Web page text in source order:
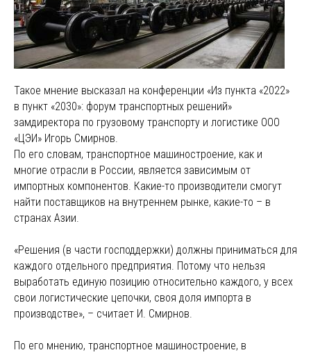
Такое мнение высказал на конференции «Из пункта «2022»
в пункт «2030»: форум транспортных решений»
замдиректора по грузовому транспорту и логистике ООО
«ЦЭИ» Игорь Смирнов.
По его словам, транспортное машиностроение, как и
многие отрасли в России, является зависимым от
импортных компонентов. Какие-то производители смогут
найти поставщиков на внутреннем рынке, какие-то – в
странах Азии.
«Решения (в части господдержки) должны приниматься для
каждого отдельного предприятия. Потому что нельзя
выработать единую позицию относительно каждого, у всех
свои логистические цепочки, своя доля импорта в
производстве», – считает И. Смирнов.
По его мнению, транспортное машиностроение, в